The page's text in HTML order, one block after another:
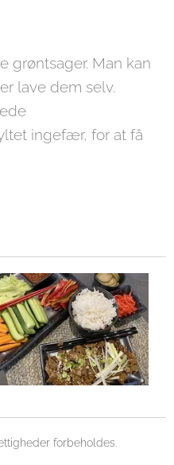
grøntsager. Man kan
lave dem selv.
ingefær, for at få
forbeholdes.